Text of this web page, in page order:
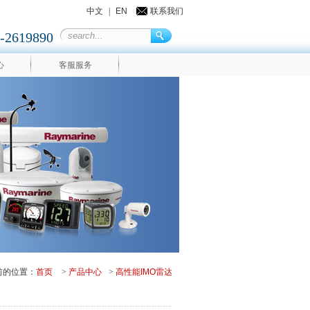
中文 EN 联系我们
2619890
客服服务
位置： 首页 > 产品中心 > 高性能IMO雷达